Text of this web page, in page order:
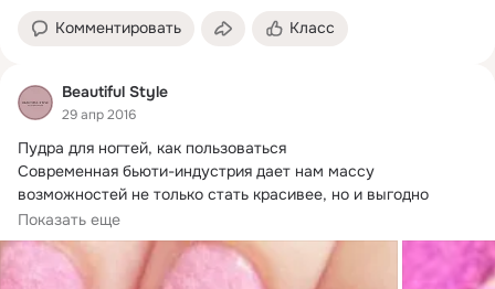
Комментировать Класс
Beautiful Style
29 апр 2016
Пудра для ногтей, как пользоваться
Современная бьюти-индустрия дает нам массу
возможностей не только стать красивее, но и выгодно
выделиться...
Показать еще